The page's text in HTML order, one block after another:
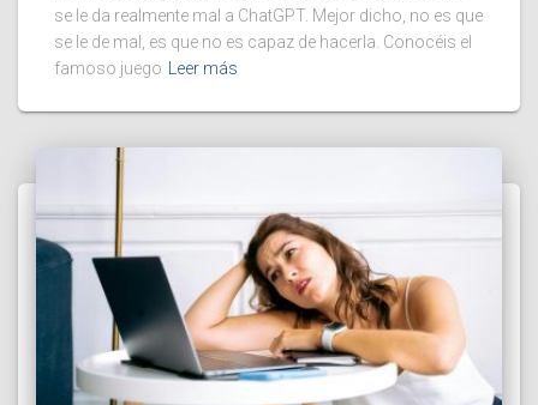
se le da realmente mal a ChatGPT. Mejor dicho, no es que
se le de mal, es que no es capaz de hacerla. Conocéis el
famoso juego
Leer más